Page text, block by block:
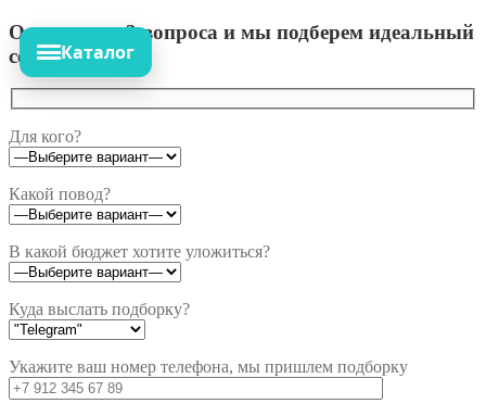
Ответьте на 3 вопроса и мы подберем идеальный
сет!
Для кого?
Какой повод?
В какой бюджет хотите уложиться?
Куда выслать подборку?
Укажите ваш номер телефона, мы пришлем подборку
Каталог